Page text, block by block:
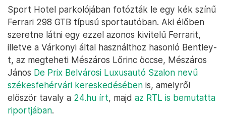
Sport Hotel parkolójában fotózták le egy kék színű
Ferrari 298 GTB típusú sportautóban. Aki élőben
szeretne látni egy ezzel azonos kivitelű Ferrarit,
illetve a Várkonyi által használthoz hasonló Bentley-
t, az megteheti Mészáros Lőrinc öccse, Mészáros
János De Prix Belvárosi Luxusautó Szalon nevű
székesfehérvári kereskedésében is, amelyről
először tavaly a 24.hu írt, majd az RTL is bemutatta
riportjában.